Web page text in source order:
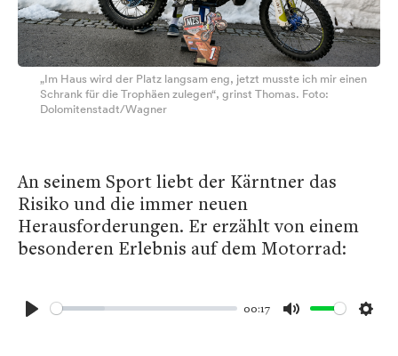
„Im Haus wird der Platz langsam eng, jetzt musste ich mir einen
Schrank für die Trophäen zulegen“, grinst Thomas. Foto:
Dolomitenstadt/Wagner
An seinem Sport liebt der Kärntner das
Risiko und die immer neuen
Herausforderungen. Er erzählt von einem
besonderen Erlebnis auf dem Motorrad:
00:17